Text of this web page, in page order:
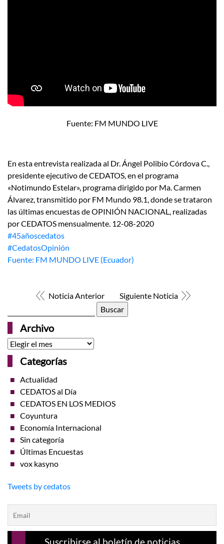
Fuente: FM MUNDO LIVE
En esta entrevista realizada al Dr. Ángel Polibio Córdova C.,
presidente ejecutivo de CEDATOS, en el programa
«Notimundo Estelar», programa dirigido por Ma. Carmen
Álvarez, transmitido por FM Mundo 98.1, donde se trataron
las últimas encuestas de OPINIÓN NACIONAL, realizadas
por CEDATOS mensualmente. 12-08-2020
#45añoscedatos
#CedatosOpinión
Fuente: FM MUNDO LIVE (Ecuador)
Noticia Anterior
Siguiente Noticia
Archivo
Archivo
Categorías
Actualidad
CEDATOS al Día
CEDATOS EN LOS MEDIOS
Coyuntura
Economía Internacional
Sin categoría
Últimas Encuestas
vox kasyno
Tweets by cedatos